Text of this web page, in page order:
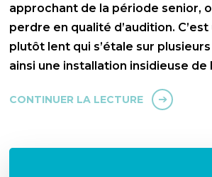
approchant de la période senior,
perdre en qualité d’audition.
plutôt lent qui s’étale sur plusieurs
ainsi une installation insidieuse de
CONTINUER LA LECTURE